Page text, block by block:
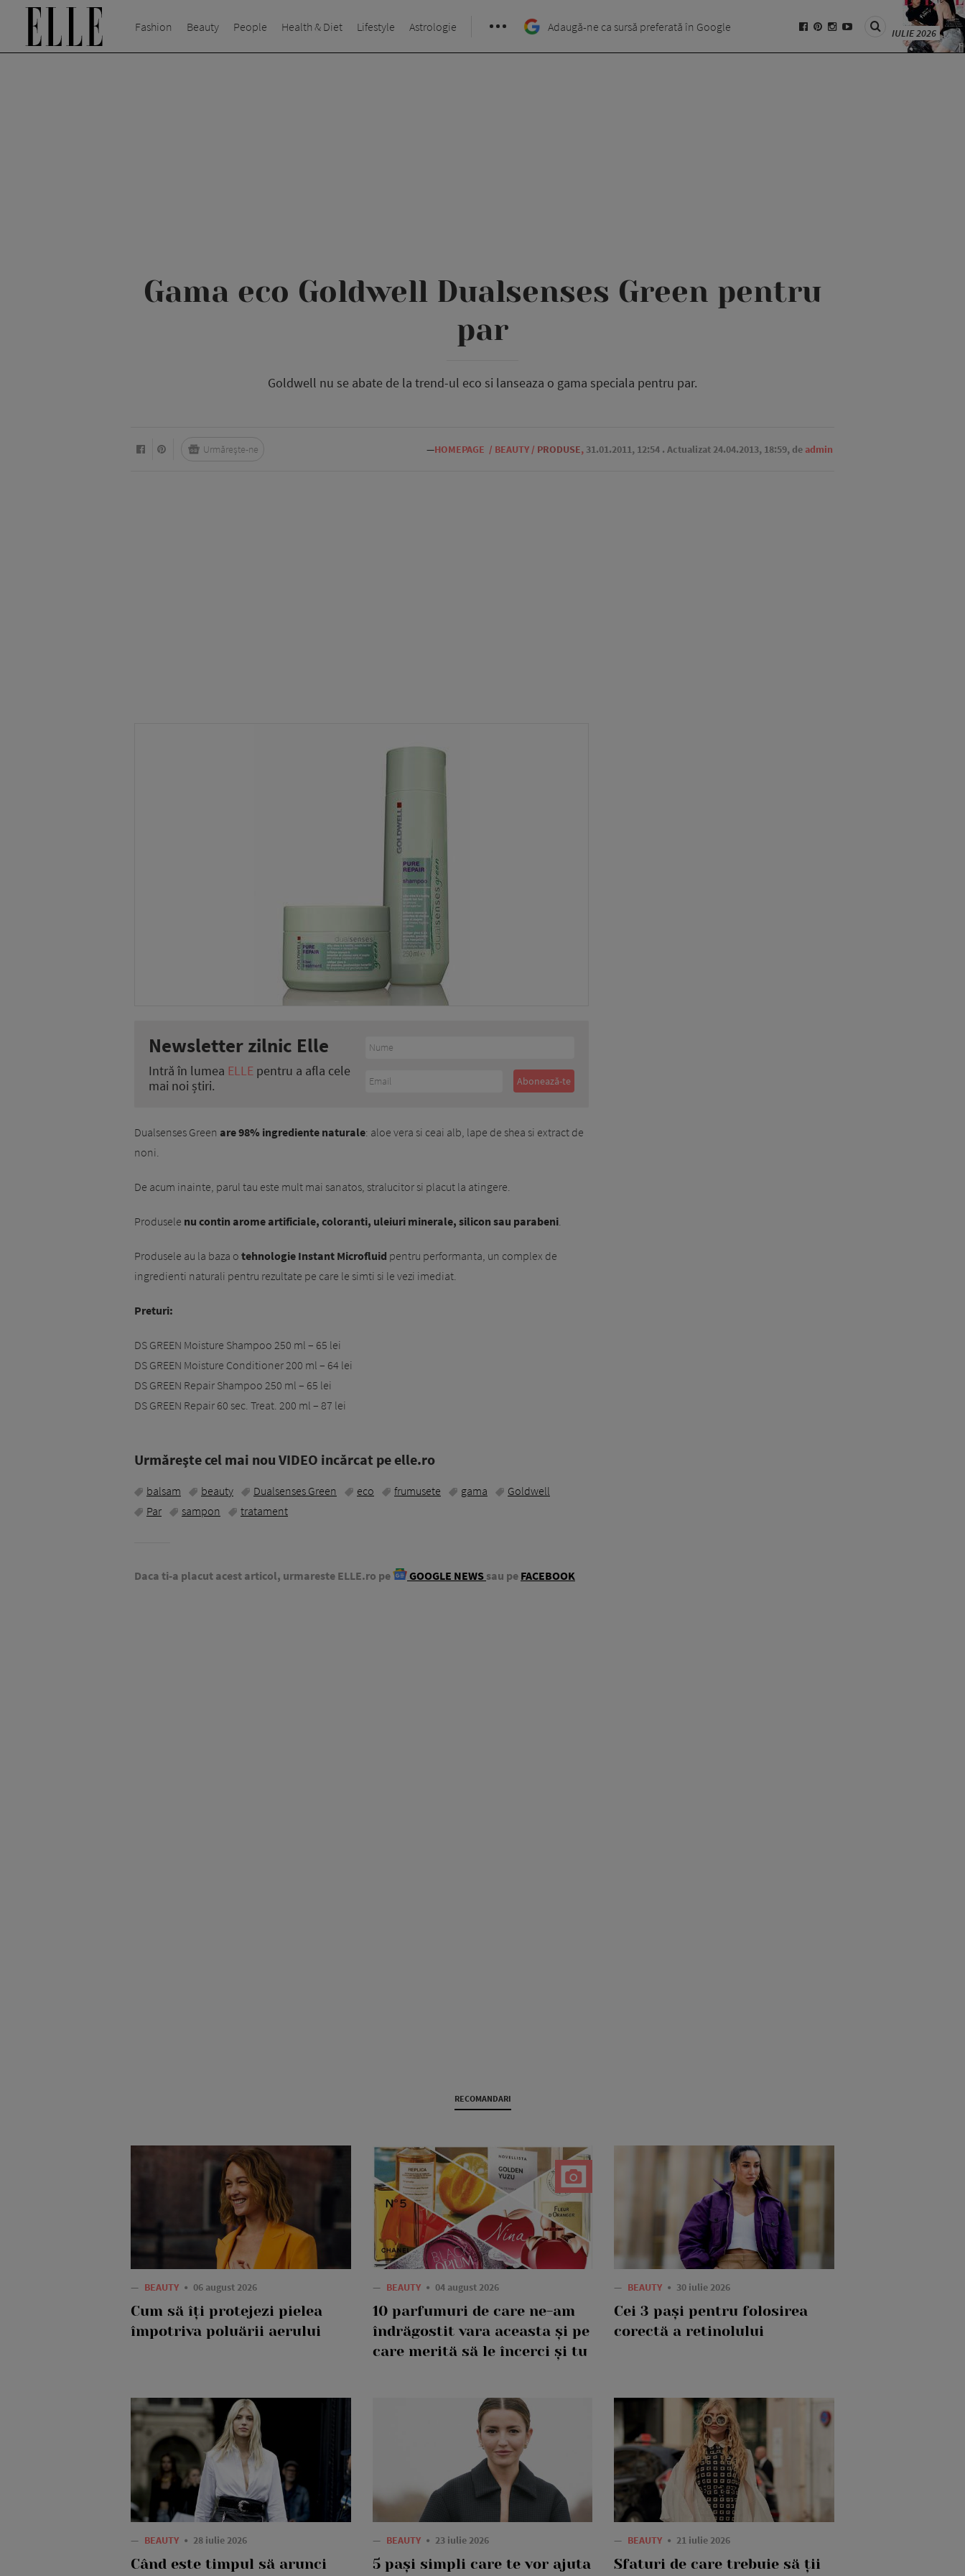
Fashion Beauty People Health & Diet Lifestyle Astrologie Adaugă-ne ca sursă preferată în Google IULIE 2026
Gama eco Goldwell Dualsenses Green pentru
par
Goldwell nu se abate de la trend-ul eco si lanseaza o gama speciala pentru par.
—HOMEPAGE / BEAUTY / PRODUSE, 31.01.2011, 12:54 . Actualizat 24.04.2013, 18:59, de admin
Urmărește-ne
Newsletter zilnic Elle
Intră în lumea ELLE pentru a afla cele
mai noi știri.
Dualsenses Green are 98% ingrediente naturale: aloe vera si ceai alb, lape de shea si extract de
noni.
De acum inainte, parul tau este mult mai sanatos, stralucitor si placut la atingere.
Produsele nu contin arome artificiale, coloranti, uleiuri minerale, silicon sau parabeni.
Produsele au la baza o tehnologie Instant Microfluid pentru performanta, un complex de
ingredienti naturali pentru rezultate pe care le simti si le vezi imediat.
Preturi:
DS GREEN Moisture Shampoo 250 ml – 65 lei
DS GREEN Moisture Conditioner 200 ml – 64 lei
DS GREEN Repair Shampoo 250 ml – 65 lei
DS GREEN Repair 60 sec. Treat. 200 ml – 87 lei
Urmăreşte cel mai nou VIDEO incărcat pe elle.ro
balsam beauty Dualsenses Green eco frumusete gama
Goldwell
Par
sampon tratament
Daca ti-a placut acest articol, urmareste ELLE.ro pe GOOGLE NEWS sau pe FACEBOOK
RECOMANDARI
— BEAUTY 06 august 2026
Cum să îți protejezi pielea
împotriva poluării aerului
— BEAUTY 04 august 2026
10 parfumuri de care ne-am
îndrăgostit vara aceasta și pe
care merită să le încerci și tu
— BEAUTY 30 iulie 2026
Cei 3 pași pentru folosirea
corectă a retinolului
— BEAUTY 28 iulie 2026
Când este timpul să arunci
— BEAUTY 23 iulie 2026
5 pași simpli care te vor ajuta
— BEAUTY 21 iulie 2026
Sfaturi de care trebuie să ții